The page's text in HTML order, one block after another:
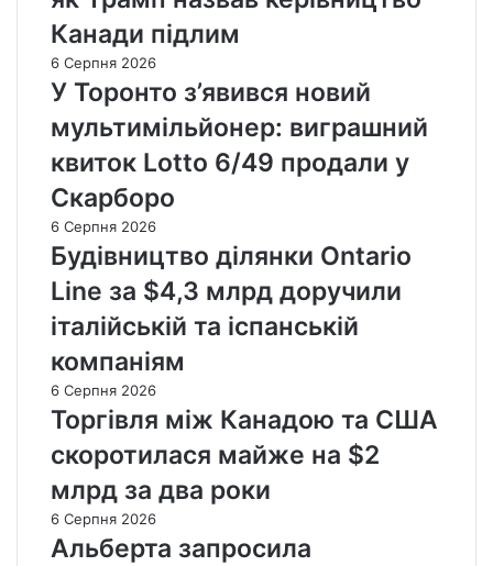
Канади підлим
6 Серпня 2026
У Торонто з’явився новий
мультимільйонер: виграшний
квиток Lotto 6/49 продали у
Скарборо
6 Серпня 2026
Будівництво ділянки Ontario
Line за $4,3 млрд доручили
італійській та іспанській
компаніям
6 Серпня 2026
Торгівля між Канадою та США
скоротилася майже на $2
млрд за два роки
6 Серпня 2026
Альберта запросила